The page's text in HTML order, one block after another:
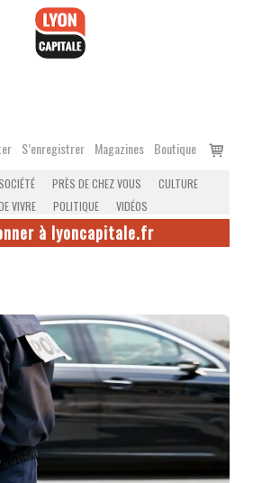
S’enregistrer Magazines Boutique
Voir
SOCIÉTÉ PRÈS DE CHEZ VOUS
CULTURE
VIVRE
POLITIQUE VIDÉOS
à lyoncapitale.fr